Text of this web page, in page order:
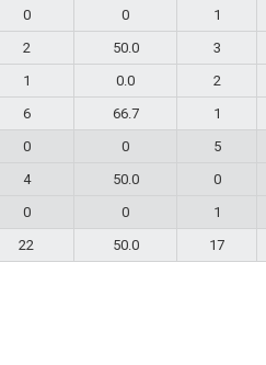
0 0 1
2 50.0 3
1 0.0 2
6 66.7 1
0 0 5
4 50.0 0
0 0 1
22 50.0 17